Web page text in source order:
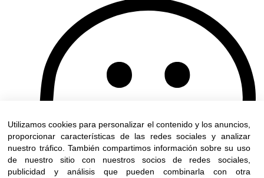
Utilizamos cookies para personalizar el contenido y los anuncios,
proporcionar características de las redes sociales y analizar
nuestro tráfico. También compartimos información sobre su uso
de nuestro sitio con nuestros socios de redes sociales,
publicidad y análisis que pueden combinarla con otra